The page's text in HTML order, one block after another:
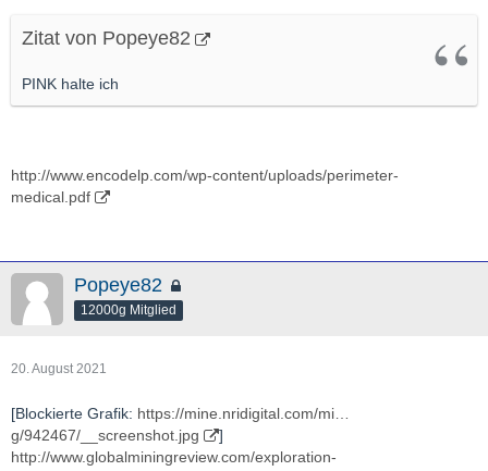
Zitat von Popeye82
PINK halte ich
http://www.encodelp.com/wp-content/uploads/perimeter-
medical.pdf
Popeye82
12000g Mitglied
20. August 2021
[Blockierte Grafik: https://mine.nridigital.com/mi…
g/942467/__screenshot.jpg
]
http://www.globalminingreview.com/exploration-